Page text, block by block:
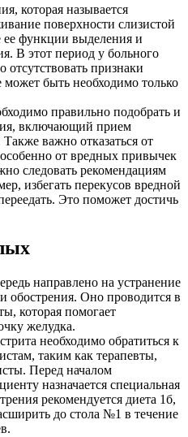
которая называется
поверхности слизистой
функции выделения и
В этот период у больного
признаки
может быть необходимо только
правильно подобрать и
включающий прием
важно отказаться от
от вредных привычек
следовать рекомендациям
избегать перекусов вредной
Это поможет достичь
направлено на устранение
обострения. Оно проводится в
которая помогает
желудка.
необходимо обратиться к
таким как терапевты,
Перед началом
назначается специальная
рекомендуется диета 1б,
до стола №1 в течение